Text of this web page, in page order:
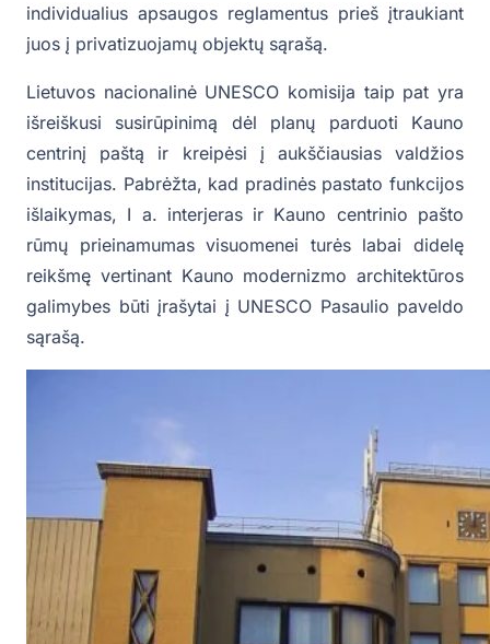
individualius apsaugos reglamentus prieš įtraukiant
juos į privatizuojamų objektų sąrašą.
Lietuvos nacionalinė UNESCO komisija taip pat yra
išreiškusi susirūpinimą dėl planų parduoti Kauno
centrinį paštą ir kreipėsi į aukščiausias valdžios
institucijas. Pabrėžta, kad pradinės pastato funkcijos
išlaikymas, I a. interjeras ir Kauno centrinio pašto
rūmų prieinamumas visuomenei turės labai didelę
reikšmę vertinant Kauno modernizmo architektūros
galimybes būti įrašytai į UNESCO Pasaulio paveldo
sąrašą.